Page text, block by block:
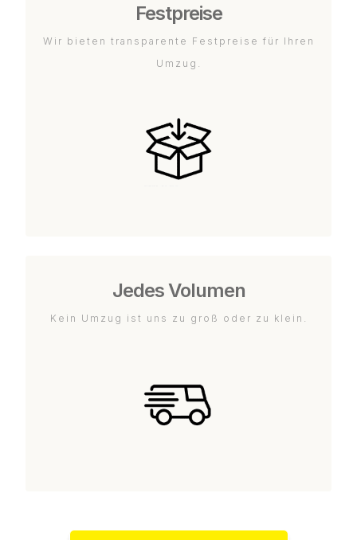
Festpreise
Wir bieten transparente Festpreise für Ihren
Umzug.
Jedes Volumen
Kein Umzug ist uns zu groß oder zu klein.